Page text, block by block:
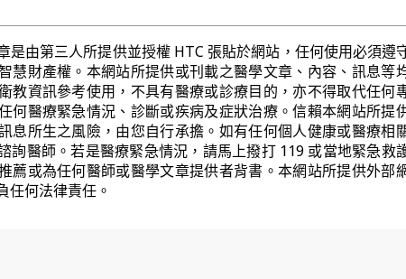
是由第三人所提供並授權 HTC 張貼於網站，任何使用必須遵
慧財產權。本網站所提供或刊載之醫學文章、內容、訊息等
教資訊參考使用，不具有醫療或診療目的，亦不得取代任何
何醫療緊急情況、診斷或疾病及症狀治療。信賴本網站所提
息所生之風險，由您自行承擔。如有任何個人健康或醫療相
詢醫師。若是醫療緊急情況，請馬上撥打 119 或當地緊急救
薦或為任何醫師或醫學文章提供者背書。本網站所提供外部
任何法律責任。